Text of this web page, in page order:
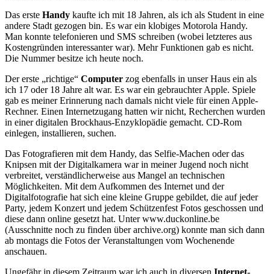
Das erste Handy kaufte ich mit 18 Jahren, als ich als Student in eine
andere Stadt gezogen bin. Es war ein klobiges Motorola Handy.
Man konnte telefonieren und SMS schreiben (wobei letzteres aus
Kostengründen interessanter war). Mehr Funktionen gab es nicht.
Die Nummer besitze ich heute noch.
Der erste „richtige“ Computer zog ebenfalls in unser Haus ein als
ich 17 oder 18 Jahre alt war. Es war ein gebrauchter Apple. Spiele
gab es meiner Erinnerung nach damals nicht viele für einen Apple-
Rechner. Einen Internetzugang hatten wir nicht, Recherchen wurden
in einer digitalen Brockhaus-Enzyklopädie gemacht. CD-Rom
einlegen, installieren, suchen.
Das Fotografieren mit dem Handy, das Selfie-Machen oder das
Knipsen mit der Digitalkamera war in meiner Jugend noch nicht
verbreitet, verständlicherweise aus Mangel an technischen
Möglichkeiten. Mit dem Aufkommen des Internet und der
Digitalfotografie hat sich eine kleine Gruppe gebildet, die auf jeder
Party, jedem Konzert und jedem Schützenfest Fotos geschossen und
diese dann online gesetzt hat. Unter www.duckonline.be
(Ausschnitte noch zu finden über archive.org) konnte man sich dann
ab montags die Fotos der Veranstaltungen vom Wochenende
anschauen.
Ungefähr in diesem Zeitraum war ich auch in diversen Internet-